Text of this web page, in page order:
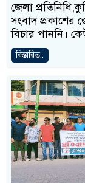
জেলা
সংবাদ প্রকাশের
বিচার পাননি।
বিস্তারিত..